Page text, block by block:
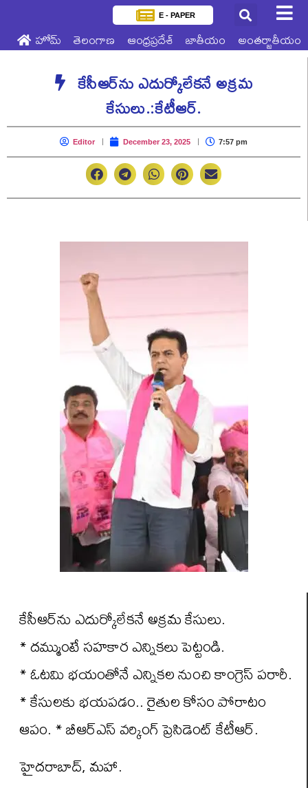
E - PAPER
హోమ్ తెలంగాణ ఆంధ్రప్రదేశ్ జాతీయం అంతర్జాతీయం
కేసీఆర్‌ను ఎదుర్కోలేకనే అక్రమ
కేసులు.:కేటీఆర్.
Editor December 23, 2025 7:57 pm
కేసీఆర్‌ను ఎదుర్కోలేకనే అక్రమ కేసులు.
* దమ్ముంటే సహకార ఎన్నికలు పెట్టండి.
* ఓటమి భయంతోనే ఎన్నికల నుంచి కాంగ్రెస్ పరారీ.
* కేసులకు భయపడం.. రైతుల కోసం పోరాటం
ఆపం. * బీఆర్ఎస్ వర్కింగ్ ప్రెసిడెంట్ కేటీఆర్.
హైదరాబాద్, మహా.